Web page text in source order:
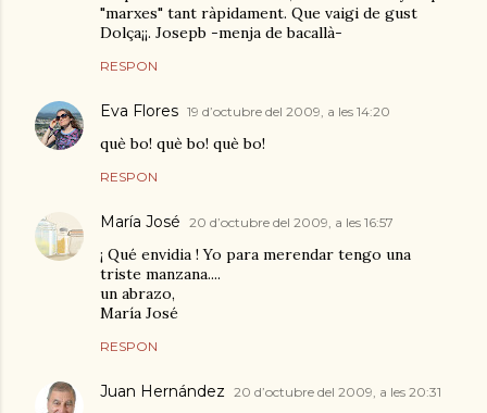
"marxes" tant ràpidament. Que vaigi de gust
Dolça¡¡. Josepb -menja de bacallà-
RESPON
Eva Flores 19 d’octubre del 2009, a les 14:20
què bo! què bo! què bo!
RESPON
María José 20 d’octubre del 2009, a les 16:57
¡ Qué envidia ! Yo para merendar tengo una
triste manzana....
un abrazo,
María José
RESPON
Juan Hernández 20 d’octubre del 2009, a les 20:31